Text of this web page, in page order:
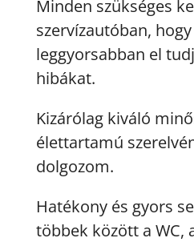
Minden szükséges
szervízautóban,
leggyorsabban el
hibákat.
Kizárólag kiváló
élettartamú
dolgozom.
Hatékony és gyors
többek között a WC,